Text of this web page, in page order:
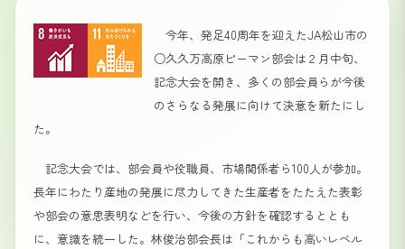
今年、発足40周年を迎えたJA松山市の
○久久万高原ピーマン部会は２月中旬、
記念大会を開き、多くの部会員らが今後
のさらなる発展に向けて決意を新たにし
た。
記念大会では、部会員や役職員、市場関係者ら100人が参加。
長年にわたり産地の発展に尽力してきた生産者をたたえた表彰
や部会の意思表明などを行い、今後の方針を確認するととも
に、意識を統一した。林俊治部会長は「これからも高いレベル